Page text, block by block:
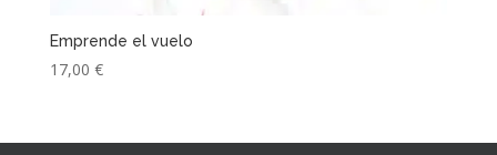
Emprende el vuelo
17,00 €